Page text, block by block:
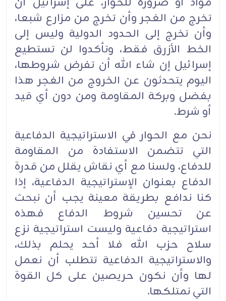
تخرج من الغجر وأن تخرج من مزارع شبعا،
وأن تخرج إلى الحدود الدولية وليس إلى
الخط الأزرق فقط، وتأكدوا لن تستطيع
إسرائيل إن شاء الله أن تفرض شروطها،
اليوم يتحدثون عن الخروج من الغجر هذا
بفضل وبركة المقاومة ومن دون أي قيد
أو شرط.
نحن مع الحوار في الاستراتيجية الدفاعية
التي تتضمن الاستفادة من المقاومة
للدفاع، ولسنا مع أي نقاش يقلل من قدرة
الدفاع بعنوان الإستراتيجية الدفاعية، إذا
كنا ندافع بطريقة معينة يجب أن نبحث
عن تحسين شروط الدفاع فهذه
استراتيجية دفاعية وليست استراتيجية نزع
سلاح حزب الله فلا أحد يحلم بذلك،
والاستراتيجية الدفاعية تتطلب أن نعمل
لها وأن نكون حريصين على كل القوة
التي نمتلكها.